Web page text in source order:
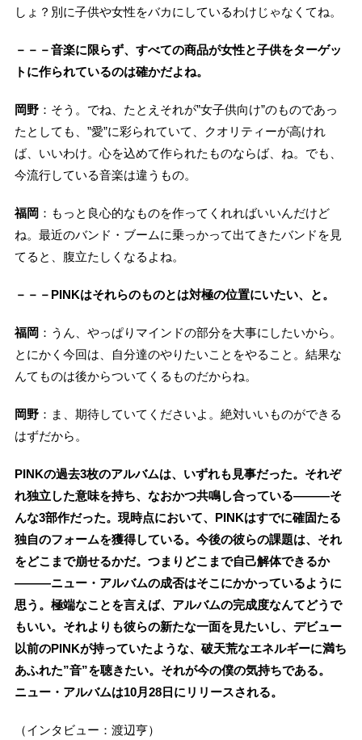
しょ？別に子供や女性をバカにしているわけじゃなくてね。
－－－音楽に限らず、すべての商品が女性と子供をターゲッ
トに作られているのは確かだよね。
岡野 ：そう。でね、たとえそれが”女子供向け”のものであっ
たとしても、”愛”に彩られていて、クオリティーが高けれ
ば、いいわけ。心を込めて作られたものならば、ね。でも、
今流行している音楽は違うもの。
福岡 ：もっと良心的なものを作ってくれればいいんだけど
ね。最近のバンド・ブームに乗っかって出てきたバンドを見
てると、腹立たしくなるよね。
－－－PINKはそれらのものとは対極の位置にいたい、と。
福岡 ：うん、やっぱりマインドの部分を大事にしたいから。
とにかく今回は、自分達のやりたいことをやること。結果な
んてものは後からついてくるものだからね。
岡野 ：ま、期待していてくださいよ。絶対いいものができる
はずだから。
PINKの過去3枚のアルバムは、いずれも見事だった。それぞ
れ独立した意味を持ち、なおかつ共鳴し合っている―――そ
んな3部作だった。現時点において、PINKはすでに確固たる
独自のフォームを獲得している。今後の彼らの課題は、それ
をどこまで崩せるかだ。つまりどこまで自己解体できるか
―――ニュー・アルバムの成否はそこにかかっているように
思う。極端なことを言えば、アルバムの完成度なんてどうで
もいい。それよりも彼らの新たな一面を見たいし、デビュー
以前のPINKが持っていたような、破天荒なエネルギーに満ち
あふれた”音”を聴きたい。それが今の僕の気持ちである。
ニュー・アルバムは10月28日にリリースされる。
（インタビュー：渡辺亨）